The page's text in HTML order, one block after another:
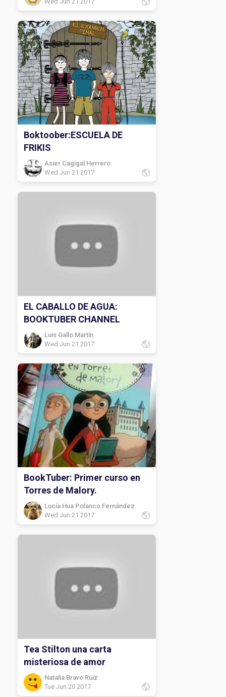
Boktoober:ESCUELA DE
FRIKIS
Asier Cagigal Herrero
Wed Jun 21 2017
EL CABALLO DE AGUA:
BOOKTUBER CHANNEL
Luis Gallo Martín
Wed Jun 21 2017
BookTuber: Primer curso en
Torres de Malory.
Lucía Hua Polanco Fernández
Wed Jun 21 2017
Tea Stilton una carta
misteriosa de amor
Natalia Bravo Ruiz
Tue Jun 20 2017